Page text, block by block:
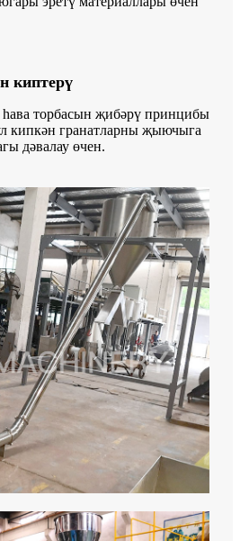
киптерү
һава торбасын җибәрү принцибы
кипкән гранатларны җыючыга
дәвалау өчен.